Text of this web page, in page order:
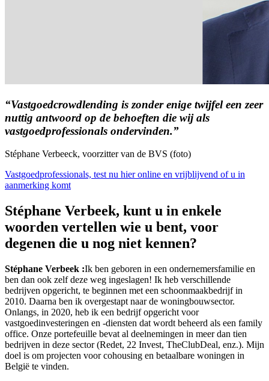
“Vastgoedcrowdlending is zonder enige twijfel een zeer
nuttig antwoord op de behoeften die wij als
vastgoedprofessionals ondervinden.”
Stéphane Verbeeck, voorzitter van de BVS (foto)
Vastgoedprofessionals, test nu hier online en vrijblijvend of u in
aanmerking komt
Stéphane Verbeek, kunt u in enkele
woorden vertellen wie u bent, voor
degenen die u nog niet kennen?
Stéphane Verbeek :Ik ben geboren in een ondernemersfamilie en
ben dan ook zelf deze weg ingeslagen! Ik heb verschillende
bedrijven opgericht, te beginnen met een schoonmaakbedrijf in
2010. Daarna ben ik overgestapt naar de woningbouwsector.
Onlangs, in 2020, heb ik een bedrijf opgericht voor
vastgoedinvesteringen en -diensten dat wordt beheerd als een family
office. Onze portefeuille bevat al deelnemingen in meer dan tien
bedrijven in deze sector (Redet, 22 Invest, TheClubDeal, enz.). Mijn
doel is om projecten voor cohousing en betaalbare woningen in
België te vinden.